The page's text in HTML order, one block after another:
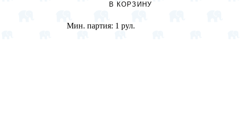
В КОРЗИНУ
Мин. партия: 1 рул.